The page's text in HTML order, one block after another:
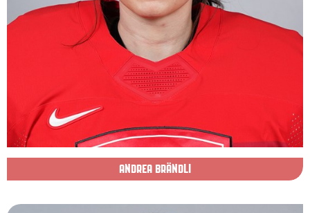
ANDREA BRÄNDLI